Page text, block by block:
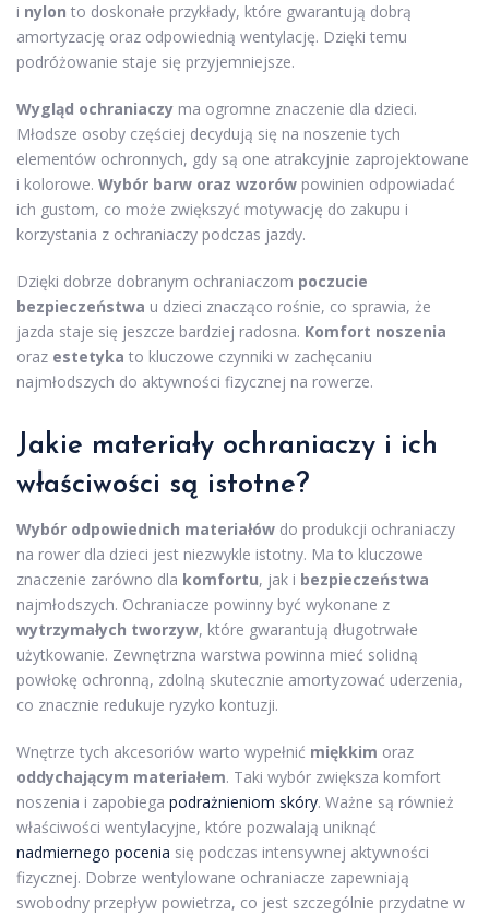
i nylon to doskonałe przykłady, które gwarantują dobrą
amortyzację oraz odpowiednią wentylację. Dzięki temu
podróżowanie staje się przyjemniejsze.
Wygląd ochraniaczy ma ogromne znaczenie dla dzieci.
Młodsze osoby częściej decydują się na noszenie tych
elementów ochronnych, gdy są one atrakcyjnie zaprojektowane
i kolorowe. Wybór barw oraz wzorów powinien odpowiadać
ich gustom, co może zwiększyć motywację do zakupu i
korzystania z ochraniaczy podczas jazdy.
Dzięki dobrze dobranym ochraniaczom poczucie
bezpieczeństwa u dzieci znacząco rośnie, co sprawia, że
jazda staje się jeszcze bardziej radosna. Komfort noszenia
oraz estetyka to kluczowe czynniki w zachęcaniu
najmłodszych do aktywności fizycznej na rowerze.
Jakie materiały ochraniaczy i ich
właściwości są istotne?
Wybór odpowiednich materiałów do produkcji ochraniaczy
na rower dla dzieci jest niezwykle istotny. Ma to kluczowe
znaczenie zarówno dla komfortu, jak i bezpieczeństwa
najmłodszych. Ochraniacze powinny być wykonane z
wytrzymałych tworzyw, które gwarantują długotrwałe
użytkowanie. Zewnętrzna warstwa powinna mieć solidną
powłokę ochronną, zdolną skutecznie amortyzować uderzenia,
co znacznie redukuje ryzyko kontuzji.
Wnętrze tych akcesoriów warto wypełnić miękkim oraz
oddychającym materiałem. Taki wybór zwiększa komfort
noszenia i zapobiega podrażnieniom skóry. Ważne są również
właściwości wentylacyjne, które pozwalają uniknąć
nadmiernego pocenia się podczas intensywnej aktywności
fizycznej. Dobrze wentylowane ochraniacze zapewniają
swobodny przepływ powietrza, co jest szczególnie przydatne w